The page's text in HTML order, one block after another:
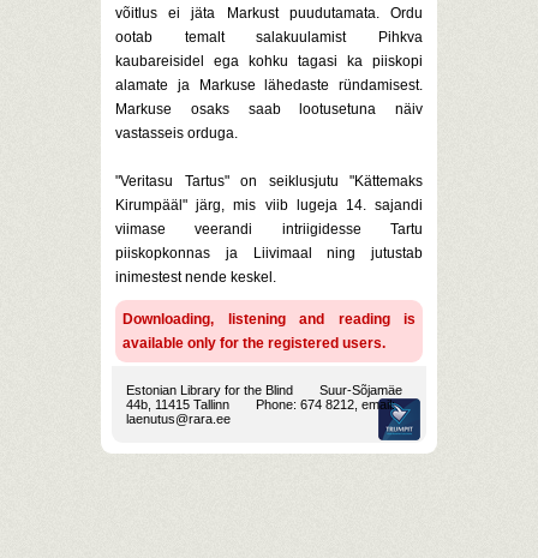
võitlus ei jäta Markust puudutamata. Ordu
ootab temalt salakuulamist Pihkva
kaubareisidel ega kohku tagasi ka piiskopi
alamate ja Markuse lähedaste ründamisest.
Markuse osaks saab lootusetuna näiv
vastasseis orduga.
"Veritasu Tartus" on seiklusjutu "Kättemaks
Kirumpääl" järg, mis viib lugeja 14. sajandi
viimase veerandi intriigidesse Tartu
piiskopkonnas ja Liivimaal ning jutustab
inimestest nende keskel.
Downloading, listening and reading is
available only for the registered users.
Estonian Library for the Blind
Suur-Sõjamäe
44b, 11415 Tallinn
Phone: 674 8212, email:
laenutus@rara.ee